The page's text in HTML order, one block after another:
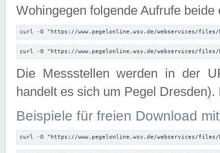
Wohingegen folgende Aufrufe beide
curl -O "https://www.pegelonline.wsv.de/webservices/files/
curl -O "https://www.pegelonline.wsv.de/webservices/files/
Die Messstellen werden in der
handelt es sich um Pegel
Beispiele für freien Download
curl -O "https://www.pegelonline.wsv.de/webservices/files/